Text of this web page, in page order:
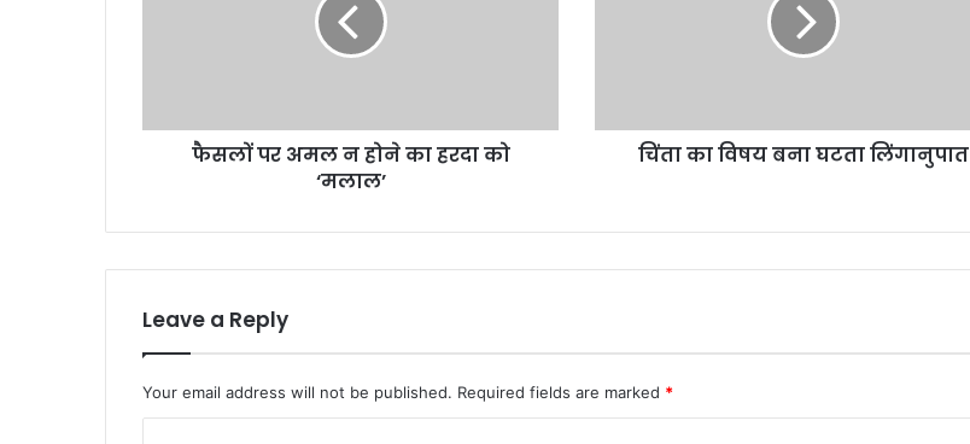
‘मलाल’
फैसलों पर अमल न होने का हरदा को
‘मलाल’
चिंता का विषय बना घटता लिंगानुपात
Leave a Reply
Your email address will not be published. Required fields are marked *